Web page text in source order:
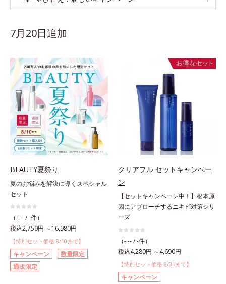
7月20日追加
BEAUTY夏祭り
夏のお悩みを解決に導くスペシャル
セット
（-.-- / -件）
税込2,750円 ～16,980円
【特別セット価格 8/10まで】
キャンペーン
数量限定
通販限定
クリアフル セットキャンペー
ン
【セットキャンペーン中！】根本原
因にアプローチするニキビ対策シリ
ーズ
（-.-- / -件）
税込4,280円 ～4,690円
【特別セット価格 8/31まで】
キャンペーン